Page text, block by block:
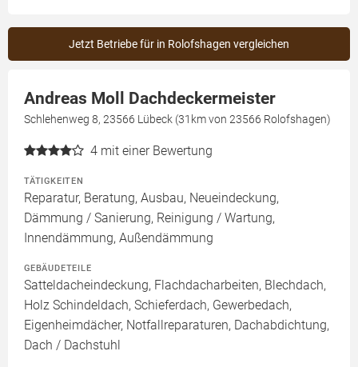
Jetzt Betriebe für in Rolofshagen vergleichen
Andreas Moll Dachdeckermeister
Schlehenweg 8, 23566 Lübeck (31km von 23566 Rolofshagen)
4 mit einer Bewertung
TÄTIGKEITEN
Reparatur, Beratung, Ausbau, Neueindeckung,
Dämmung / Sanierung, Reinigung / Wartung,
Innendämmung, Außendämmung
GEBÄUDETEILE
Satteldacheindeckung, Flachdacharbeiten, Blechdach,
Holz Schindeldach, Schieferdach, Gewerbedach,
Eigenheimdächer, Notfallreparaturen, Dachabdichtung,
Dach / Dachstuhl